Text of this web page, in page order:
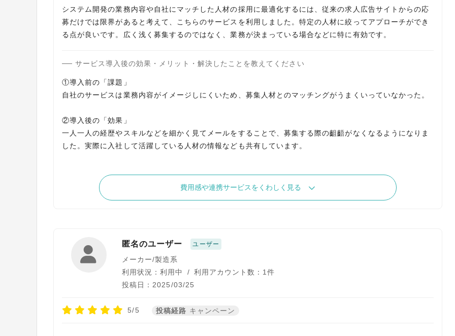
システム開発の業務内容や自社にマッチした人材の採用に最適化するには、従来の求人広告サイトからの応
募だけでは限界があると考えて、こちらのサービスを利用しました。特定の人材に絞ってアプローチができ
る点が良いです。広く浅く募集するのではなく、業務が決まっている場合などに特に有効です。
サービス導入後の効果・メリット・解決したことを教えてください
①導入前の「課題」
自社のサービスは業務内容がイメージしにくいため、募集人材とのマッチングがうまくいっていなかった。
②導入後の「効果」
一人一人の経歴やスキルなどを細かく見てメールをすることで、募集する際の齟齬がなくなるようになりま
した。実際に入社して活躍している人材の情報なども共有しています。
費用感や連携サービスをくわしく見る
匿名のユーザー ユーザー
メーカー/製造系
利用状況：利用中
/ 利用アカウント数：1件
投稿日：2025/03/25
5/5 投稿経路 キャンペーン